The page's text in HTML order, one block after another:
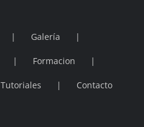
Galería
Formacion
Tutoriales Contacto